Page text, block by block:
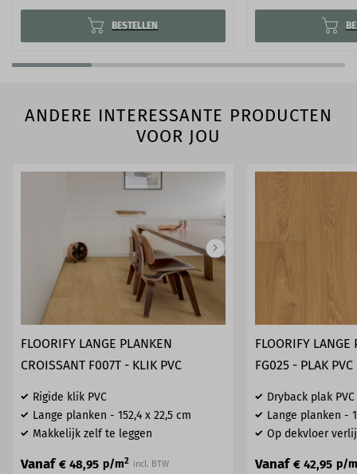
BESTELLEN
ANDERE INTERESSANTE PRODUCTEN
VOOR JOU
FLOORIFY LANGE PLANKEN
CROISSANT F007T - KLIK PVC
Rigide klik PVC
Lange planken - 152,4 x 22,5 cm
Makkelijk zelf te leggen
Vanaf € 48,95 p/m2 incl. BTW
FLOORIFY LANGE
FG025 - PLAK PVC
Dryback plak PVC
Lange planken -
Op dekvloer
Vanaf € 42,95 p/m